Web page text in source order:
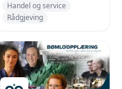
Handel og service
Rådgjeving